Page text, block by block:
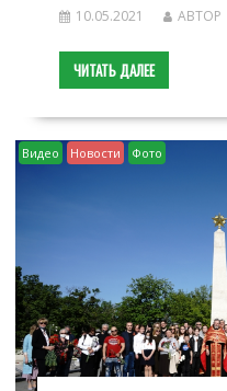
10.05.2021 АВТОР
ЧИТАТЬ ДАЛЕЕ
Видео Новости Фото